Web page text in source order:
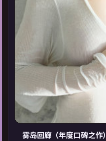
雾岛回廊（年度口碑之作）